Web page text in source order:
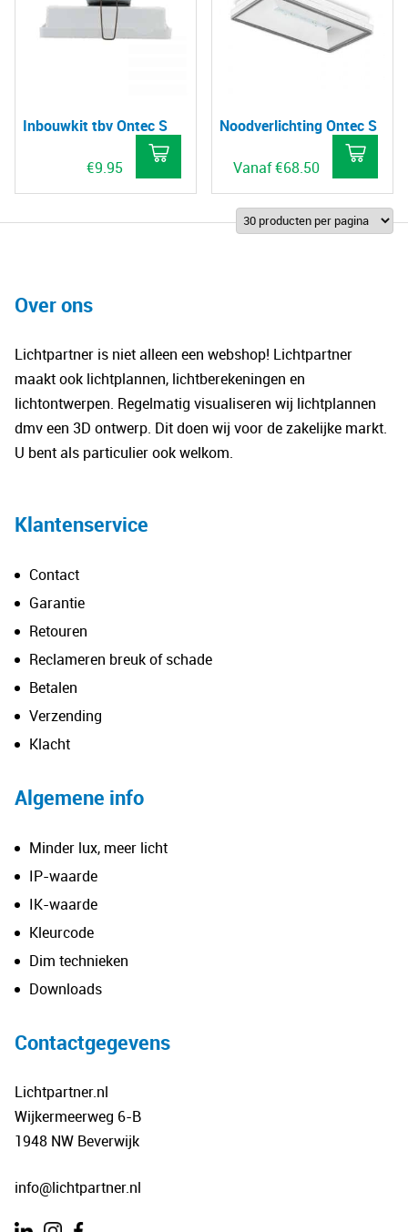
Inbouwkit tbv Ontec S
€9.95
Noodverlichting Ontec S
Vanaf€68.50
Dit
Over ons
Lichtpartner is niet alleen een webshop! Lichtpartner
maakt ook lichtplannen, lichtberekeningen en
lichtontwerpen. Regelmatig visualiseren wij lichtplannen
dmv een 3D ontwerp. Dit doen wij voor de zakelijke markt.
U bent als particulier ook welkom.
Klantenservice
Contact
Garantie
Retouren
Reclameren breuk of schade
Betalen
Verzending
Klacht
Algemene info
Minder lux, meer licht
IP-waarde
IK-waarde
Kleurcode
Dim technieken
Downloads
Contactgegevens
Lichtpartner.nl
Wijkermeerweg 6-B
1948 NW Beverwijk
info@lichtpartner.nl